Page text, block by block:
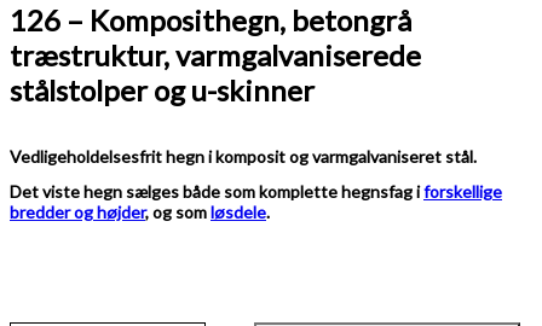
126 – Komposithegn, betongrå
træstruktur, varmgalvaniserede
stålstolper og u-skinner
Vedligeholdelsesfrit hegn i komposit og varmgalvaniseret stål.
Det viste hegn sælges både som komplette hegnsfag iforskellige
bredder og højder, og somløsdele.